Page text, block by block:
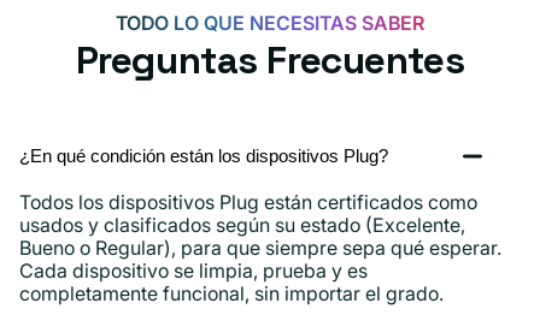
Android,
iPhone
15,
TODO LO QUE NECESITAS SABER
Preguntas Frecuentes
¿En qué condición están los dispositivos Plug?
Todos los dispositivos Plug están certificados como
usados ​​y clasificados según su estado (Excelente,
Bueno o Regular), para que siempre sepa qué esperar.
Cada dispositivo se limpia, prueba y es
completamente funcional, sin importar el grado.